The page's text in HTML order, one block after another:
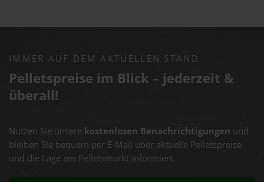
IMMER AUF DEM AKTUELLEN STAND
Pelletspreise im Blick – jederzeit &
überall!
Nutzen Sie unsere kostenlosen Benachrichtigungen und
bleiben Sie bequem per E-Mail über aktuelle Pelletspreise
und die Lage am Pelletsmarkt informiert.